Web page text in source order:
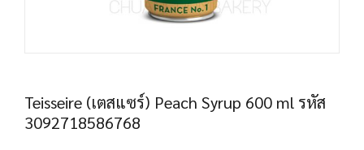
Teisseire (เตสแซร์) Peach Syrup 600 ml รหัส
3092718586768